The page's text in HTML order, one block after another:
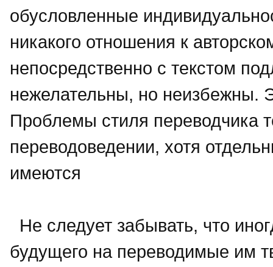
обусловленные
никакого отношения к
непосредственно с текстом
нежелательны, но неизбежны.
Проблемы стиля переводчика
переводоведении, хотя
имеются
Не следует забывать, что
будущего на переводимые им